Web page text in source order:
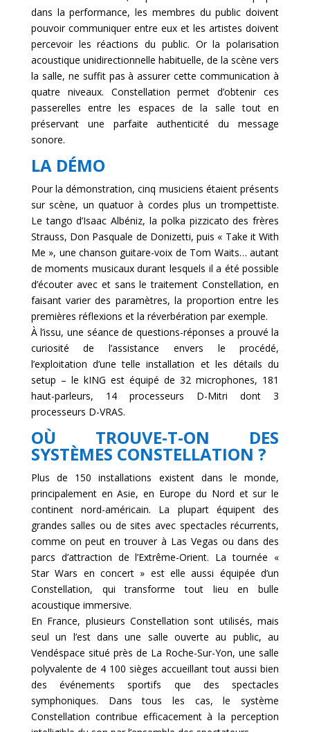
dans la performance, les membres du public doivent
pouvoir communiquer entre eux et les artistes doivent
percevoir les réactions du public. Or la polarisation
acoustique unidirectionnelle habituelle, de la scène vers
la salle, ne suffit pas à assurer cette communication à
quatre niveaux. Constellation permet d’obtenir ces
passerelles entre les espaces de la salle tout en
préservant une parfaite authenticité du message
sonore.
LA DÉMO
Pour la démonstration, cinq musiciens étaient présents
sur scène, un quatuor à cordes plus un trompettiste.
Le tango d’Isaac Albéniz, la polka pizzicato des frères
Strauss, Don Pasquale de Donizetti, puis « Take it With
Me », une chanson guitare-voix de Tom Waits… autant
de moments musicaux durant lesquels il a été possible
d’écouter avec et sans le traitement Constellation, en
faisant varier des paramètres, la proportion entre les
premières réflexions et la réverbération par exemple.
À l’issu, une séance de questions-réponses a prouvé la
curiosité de l’assistance envers le procédé,
l’exploitation d’une telle installation et les détails du
setup – le kING est équipé de 32 microphones, 181
haut-parleurs, 14 processeurs D-Mitri dont 3
processeurs D-VRAS.
OÙ TROUVE-T-ON DES
SYSTÈMES CONSTELLATION ?
Plus de 150 installations existent dans le monde,
principalement en Asie, en Europe du Nord et sur le
continent nord-américain. La plupart équipent des
grandes salles ou de sites avec spectacles récurrents,
comme on peut en trouver à Las Vegas ou dans des
parcs d’attraction de l’Extrême-Orient. La tournée «
Star Wars en concert » est elle aussi équipée d’un
Constellation, qui transforme tout lieu en bulle
acoustique immersive.
En France, plusieurs Constellation sont utilisés, mais
seul un l’est dans une salle ouverte au public, au
Vendéspace situé près de La Roche-Sur-Yon, une salle
polyvalente de 4 100 sièges accueillant tout aussi bien
des événements sportifs que des spectacles
symphoniques. Dans tous les cas, le système
Constellation contribue efficacement à la perception